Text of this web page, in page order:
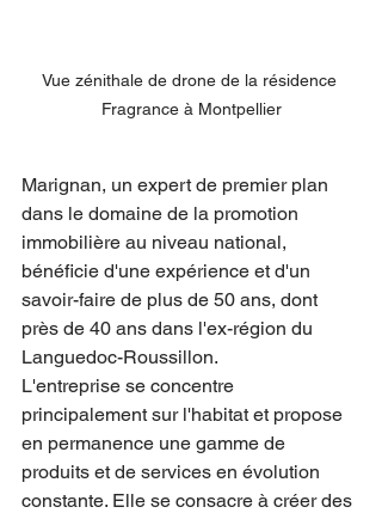
Vue zénithale de drone de la résidence
Fragrance à Montpellier
Marignan, un expert de premier plan
dans le domaine de la promotion
immobilière au niveau national,
bénéficie d'une expérience et d'un
savoir-faire de plus de 50 ans, dont
près de 40 ans dans l'ex-région du
Languedoc-Roussillon.
L'entreprise se concentre
principalement sur l'habitat et propose
en permanence une gamme de
produits et de services en évolution
constante. Elle se consacre à créer des